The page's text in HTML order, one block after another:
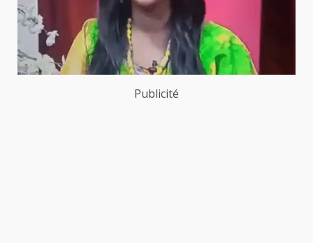
Publicité